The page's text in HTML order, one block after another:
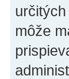
môže